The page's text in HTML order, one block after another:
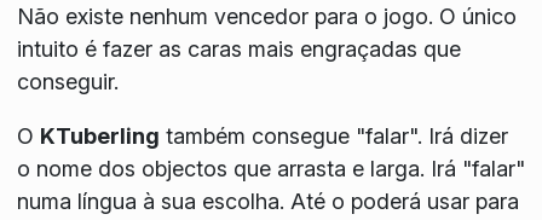
Não existe nenhum vencedor para o jogo. O único
intuito é fazer as caras mais engraçadas que
conseguir.
O KTuberling também consegue "falar". Irá dizer
o nome dos objectos que arrasta e larga. Irá "falar"
numa língua à sua escolha. Até o poderá usar para